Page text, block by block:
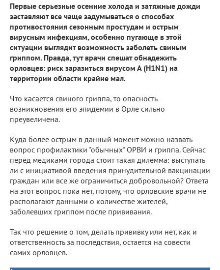
Первые серьезные осенние холода и затяжные дожди
заставляют все чаще задумываться о способах
противостояния сезонным простудам и острым
вирусным инфекциям, особенно пугающе в этой
ситуации выглядит возможность заболеть свиным
гриппом. Правда, тут врачи спешат обнадежить
орловцев: риск заразиться вирусом А (H1N1) на
территории области крайне мал.
Что касается свиного гриппа, то опасность
возникновения его эпидемии в Орле сильно
преувеличена.
Куда более острым в данный момент можно назвать
вопрос профилактики "обычных" ОРВИ и гриппа. Сейчас
перед медиками города стоит такая дилемма: выступать
ли с инициативой введения принудительной вакцинации
граждан или все же ограничиться добровольной? Ответа
на этот вопрос пока нет, потому, что орловские врачи не
располагают данными о количестве жителей,
заболевших гриппом после прививания.
Так что решение о том, делать прививку или нет, как и
ответственность за последствия, остается на совести
самих орловцев.